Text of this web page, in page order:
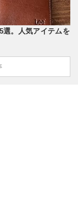
選。人気アイテムを